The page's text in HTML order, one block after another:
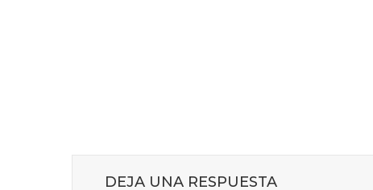
DEJA UNA RESPUESTA